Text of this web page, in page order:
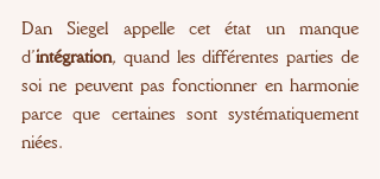
Dan Siegel appelle cet état un manque
d’intégration, quand les différentes parties de
soi ne peuvent pas fonctionner en harmonie
parce que certaines sont systématiquement
niées.